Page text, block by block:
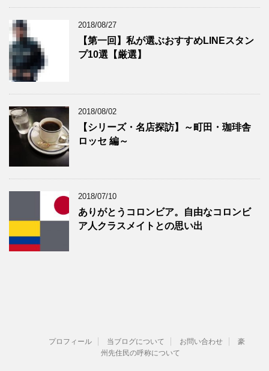
2018/08/27
【第一回】私が選ぶおすすめLINEスタン
プ10選【厳選】
2018/08/02
【シリーズ・名店探訪】～町田・珈琲舎
ロッセ 編～
2018/07/10
ありがとうコロンビア。自由なコロンビ
ア人クラスメイトとの思い出
プロフィール 当ブログについて お問い合わせ
豪
州先住民の呼称について